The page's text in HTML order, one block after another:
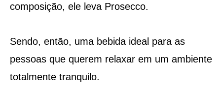
composição, ele leva Prosecco.
Sendo, então, uma bebida ideal para as
pessoas que querem relaxar em um ambiente
totalmente tranquilo.